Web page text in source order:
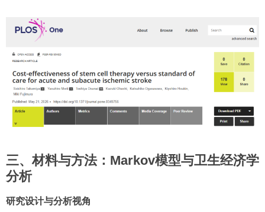
三、材料与方法：Markov模型与卫生经济学
分析
研究设计与分析视角